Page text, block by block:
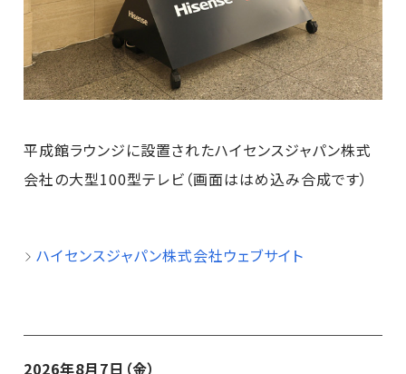
平成館ラウンジに設置されたハイセンスジャパン株式
会社の大型100型テレビ（画面ははめ込み合成です）
ハイセンスジャパン株式会社ウェブサイト
2026年8月7日（金）